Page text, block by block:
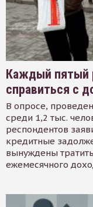
Каждый пятый
справиться с
В опросе,
среди 1,2 тыс.
респондентов
кредитные
вынуждены
ежемесячного